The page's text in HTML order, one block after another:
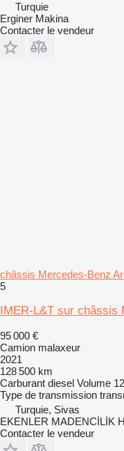
Turquie
Erginer Makina
Contacter le vendeur
châssis Mercedes-Benz
5
IMER-L&T sur
95 000 €
Camion malaxeur
2021
128 500 km
Carburant diesel Volume
Type de transmission
Turquie, Sivas
EKENLER MADENCİLİK
Contacter le vendeur